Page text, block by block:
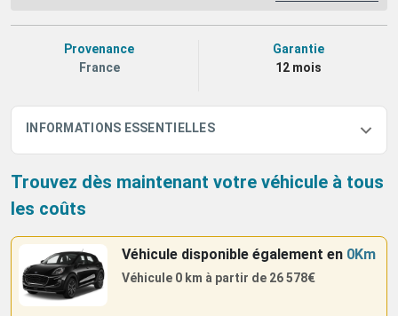
Provenance
France
Garantie
12 mois
INFORMATIONS ESSENTIELLES
Trouvez dès maintenant votre véhicule à tous
les coûts
Véhicule disponible également en 0Km
Véhicule 0 km à partir de 26 578€